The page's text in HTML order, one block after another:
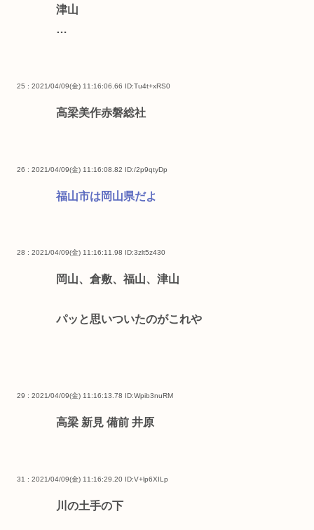
津山
…
25 : 2021/04/09(金) 11:16:06.66 ID:Tu4t+xRS0
高梁美作赤磐総社
26 : 2021/04/09(金) 11:16:08.82 ID:/2p9qtyDp
福山市は岡山県だよ
28 : 2021/04/09(金) 11:16:11.98 ID:3zlt5z430
岡山、倉敷、福山、津山
パッと思いついたのがこれや
29 : 2021/04/09(金) 11:16:13.78 ID:Wpib3nuRM
高梁 新見 備前 井原
31 : 2021/04/09(金) 11:16:29.20 ID:V+lp6XILp
川の土手の下